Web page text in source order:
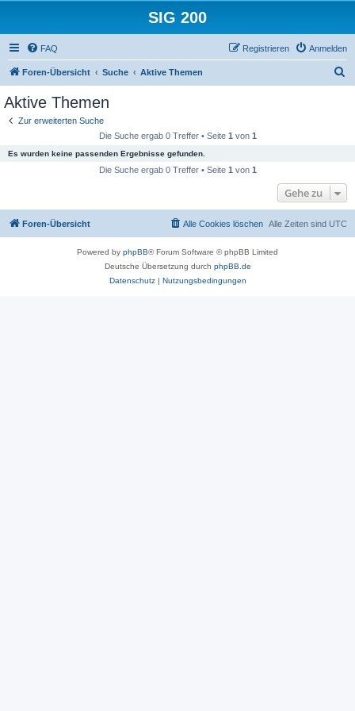
SIG 200
FAQ Anmelden
Registrieren
Foren-Übersicht Suche Aktive Themen
Aktive Themen
Zur erweiterten Suche
Die Suche ergab 0 Treffer • Seite 1 von 1
Es wurden keine passenden Ergebnisse gefunden.
Die Suche ergab 0 Treffer • Seite 1 von 1
Gehe zu
Foren-Übersicht Alle Zeiten sind UTC
Alle Cookies löschen
Powered by phpBB® Forum Software © phpBB Limited
Deutsche Übersetzung durch phpBB.de
Datenschutz| Nutzungsbedingungen